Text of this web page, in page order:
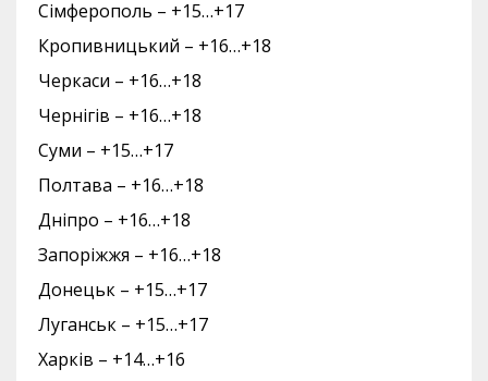
Сімферополь – +15…+17
Кропивницький – +16…+18
Черкаси – +16…+18
Чернігів – +16…+18
Суми – +15…+17
Полтава – +16…+18
Дніпро – +16…+18
Запоріжжя – +16…+18
Донецьк – +15…+17
Луганськ – +15…+17
Харків – +14…+16